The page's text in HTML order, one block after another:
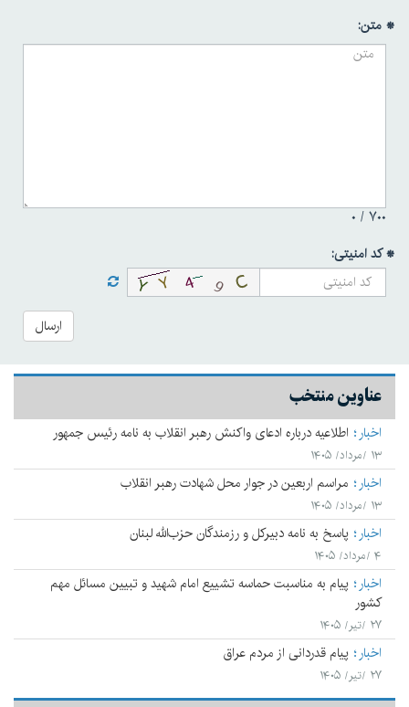
* متن:
۷۰۰ /
۰
* کد امنیتی:
ارسال
عناوین منتخب
اخبار اطلاعیه درباره ادعای واکنش رهبر انقلاب به نامه رئیس جمهور
۱۳ /مرداد/ ۱۴۰۵
اخبار مراسم اربعین در جوار محل شهادت رهبر انقلاب
۱۳ /مرداد/ ۱۴۰۵
اخبار پاسخ به نامه دبیرکل و رزمندگان حزب‌الله لبنان
۴ /مرداد/ ۱۴۰۵
اخبار پیام به مناسبت حماسه تشییع امام شهید و تبیین مسائل مهم
کشور
۲۷ /تیر/ ۱۴۰۵
اخبار پیام قدردانی از مردم عراق
۲۷ /تیر/ ۱۴۰۵